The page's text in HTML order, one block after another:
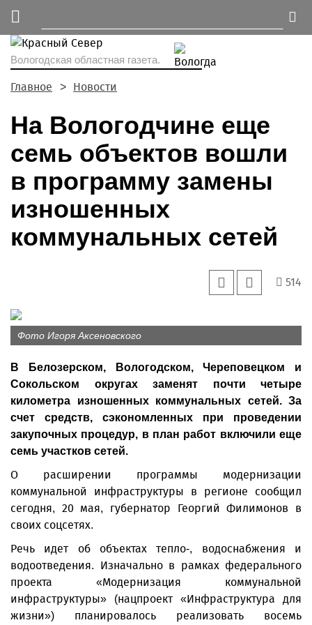
Вологодская областная газета.
Главное Новости
На Вологодчине еще
семь объектов вошли
в программу замены
изношенных
коммунальных сетей
514
Фото Игоря Аксеновского
В Белозерском, Вологодском, Череповецком и
Сокольском округах заменят почти четыре
километра изношенных коммунальных сетей. За
счет средств, сэкономленных при проведении
закупочных процедур, в план работ включили еще
семь участков сетей.
О расширении программы модернизации
коммунальной инфраструктуры в регионе сообщил
сегодня, 20 мая, губернатор Георгий Филимонов в
своих соцсетях.
Речь идет об объектах тепло-, водоснабжения и
водоотведения. Изначально в рамках федерального
проекта «Модернизация коммунальной
инфраструктуры» (нацпроект «Инфраструктура для
жизни») планировалось реализовать восемь